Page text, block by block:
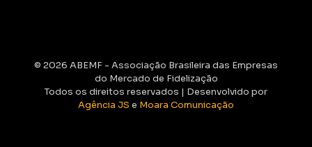
© 2026 ABEMF - Associação Brasileira das Empresas
do Mercado de Fidelização
Todos os direitos reservados | Desenvolvido por
Agência JS e Moara Comunicação